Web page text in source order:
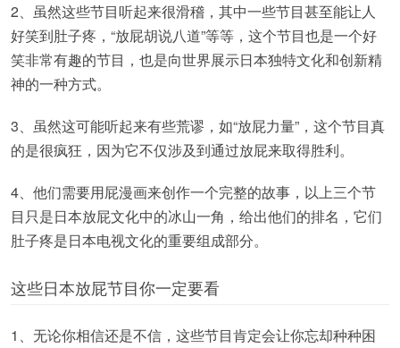
2、虽然这些节目听起来很滑稽，其中一些节目甚至能让人
好笑到肚子疼，“放屁胡说八道”等等，这个节目也是一个好
笑非常有趣的节目，也是向世界展示日本独特文化和创新精
神的一种方式。
3、虽然这可能听起来有些荒谬，如“放屁力量”，这个节目真
的是很疯狂，因为它不仅涉及到通过放屁来取得胜利。
4、他们需要用屁漫画来创作一个完整的故事，以上三个节
目只是日本放屁文化中的冰山一角，给出他们的排名，它们
肚子疼是日本电视文化的重要组成部分。
这些日本放屁节目你一定要看
1、无论你相信还是不信，这些节目肯定会让你忘却种种困